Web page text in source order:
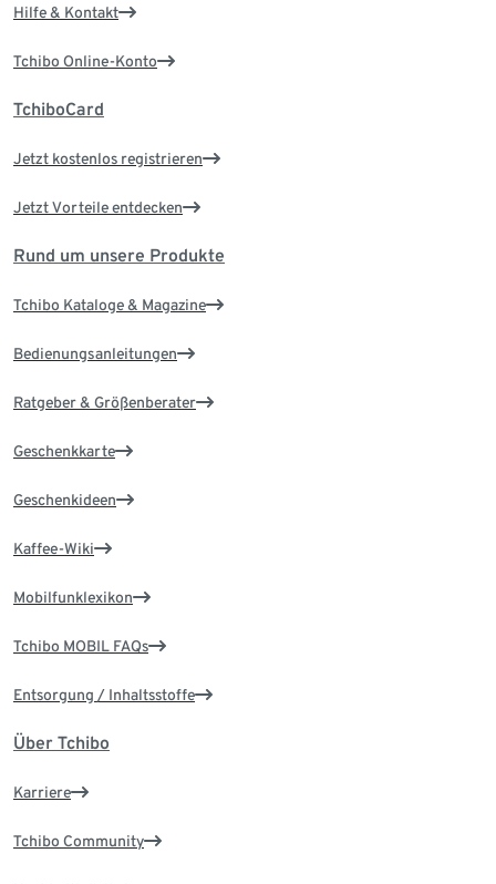
Hilfe & Kontakt
Tchibo Online-Konto
TchiboCard
Jetzt kostenlos registrieren
Jetzt Vorteile entdecken
Rund um unsere Produkte
Tchibo Kataloge & Magazine
Bedienungsanleitungen
Ratgeber & Größenberater
Geschenkkarte
Geschenkideen
Kaffee-Wiki
Mobilfunklexikon
Tchibo MOBIL FAQs
Entsorgung / Inhaltsstoffe
Über Tchibo
Karriere
Tchibo Community